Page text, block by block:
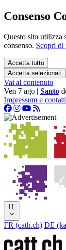
Consenso
Questo sito utilizza
consenso. Scopri di
Accetta tutto
Accetta selezionati
Vai al contenuto
Ven 7 ago | Santo
Impressum e contatti
IT
FR (cath.ch) DE